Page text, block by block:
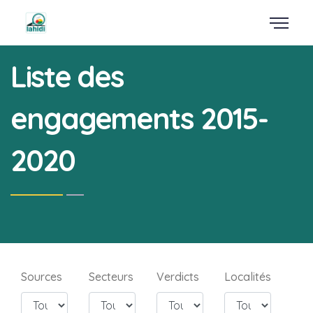
Liste des
engagements 2015-
2020
Sources Secteurs Verdicts Localités